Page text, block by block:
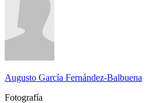
Augusto García Fernández-Balbuena
Fotografía